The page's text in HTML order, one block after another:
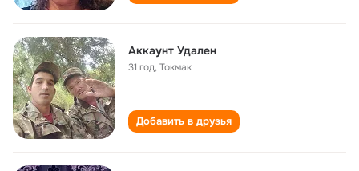
Аккаунт Удален
31 год,Токмак
Добавить в друзья